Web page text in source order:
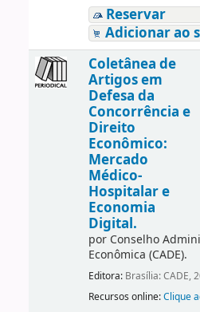
Reservar
Adicionar ao
Coletânea de
Artigos em
Defesa da
Concorrência e
Direito
Econômico:
Mercado
Médico-
Hospitalar e
Economia
Digital.
por Conselho
Econômica (CADE).
Editora: Brasília: CADE,
Recursos online:Clique